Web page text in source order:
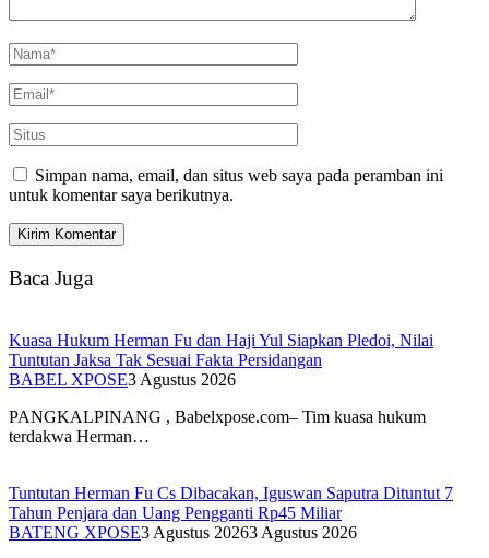
Simpan nama, email, dan situs web saya pada peramban ini
untuk komentar saya berikutnya.
Baca Juga
Kuasa Hukum Herman Fu dan Haji Yul Siapkan Pledoi, Nilai
Tuntutan Jaksa Tak Sesuai Fakta Persidangan
BABEL XPOSE3 Agustus 2026
PANGKALPINANG , Babelxpose.com– Tim kuasa hukum
terdakwa Herman…
Tuntutan Herman Fu Cs Dibacakan, Iguswan Saputra Dituntut 7
Tahun Penjara dan Uang Pengganti Rp45 Miliar
BATENG XPOSE3 Agustus 20263 Agustus 2026